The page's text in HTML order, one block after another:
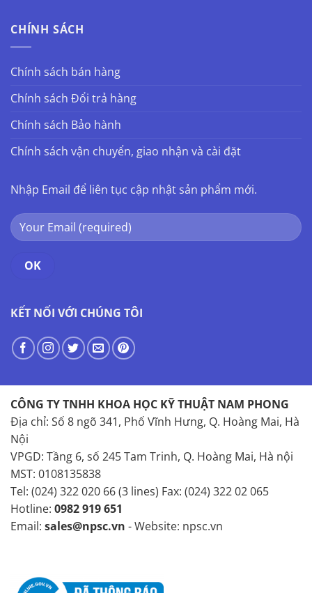
CHÍNH SÁCH
Chính sách bán hàng
Chính sách Đổi trả hàng
Chính sách Bảo hành
Chính sách vận chuyển, giao nhận và cài đặt
Nhập Email để liên tục cập nhật sản phẩm mới.
KẾT NỐI VỚI CHÚNG TÔI
CÔNG TY TNHH KHOA HỌC KỸ THUẬT NAM PHONG
Địa chỉ: Số 8 ngõ 341, Phố Vĩnh Hưng, Q. Hoàng Mai, Hà
Nội
VPGD: Tầng 6, số 245 Tam Trinh, Q. Hoàng Mai, Hà nội
MST: 0108135838
Tel: (024) 322 020 66 (3 lines) Fax: (024) 322 02 065
Hotline: 0982 919 651
Email: sales@npsc.vn - Website: npsc.vn